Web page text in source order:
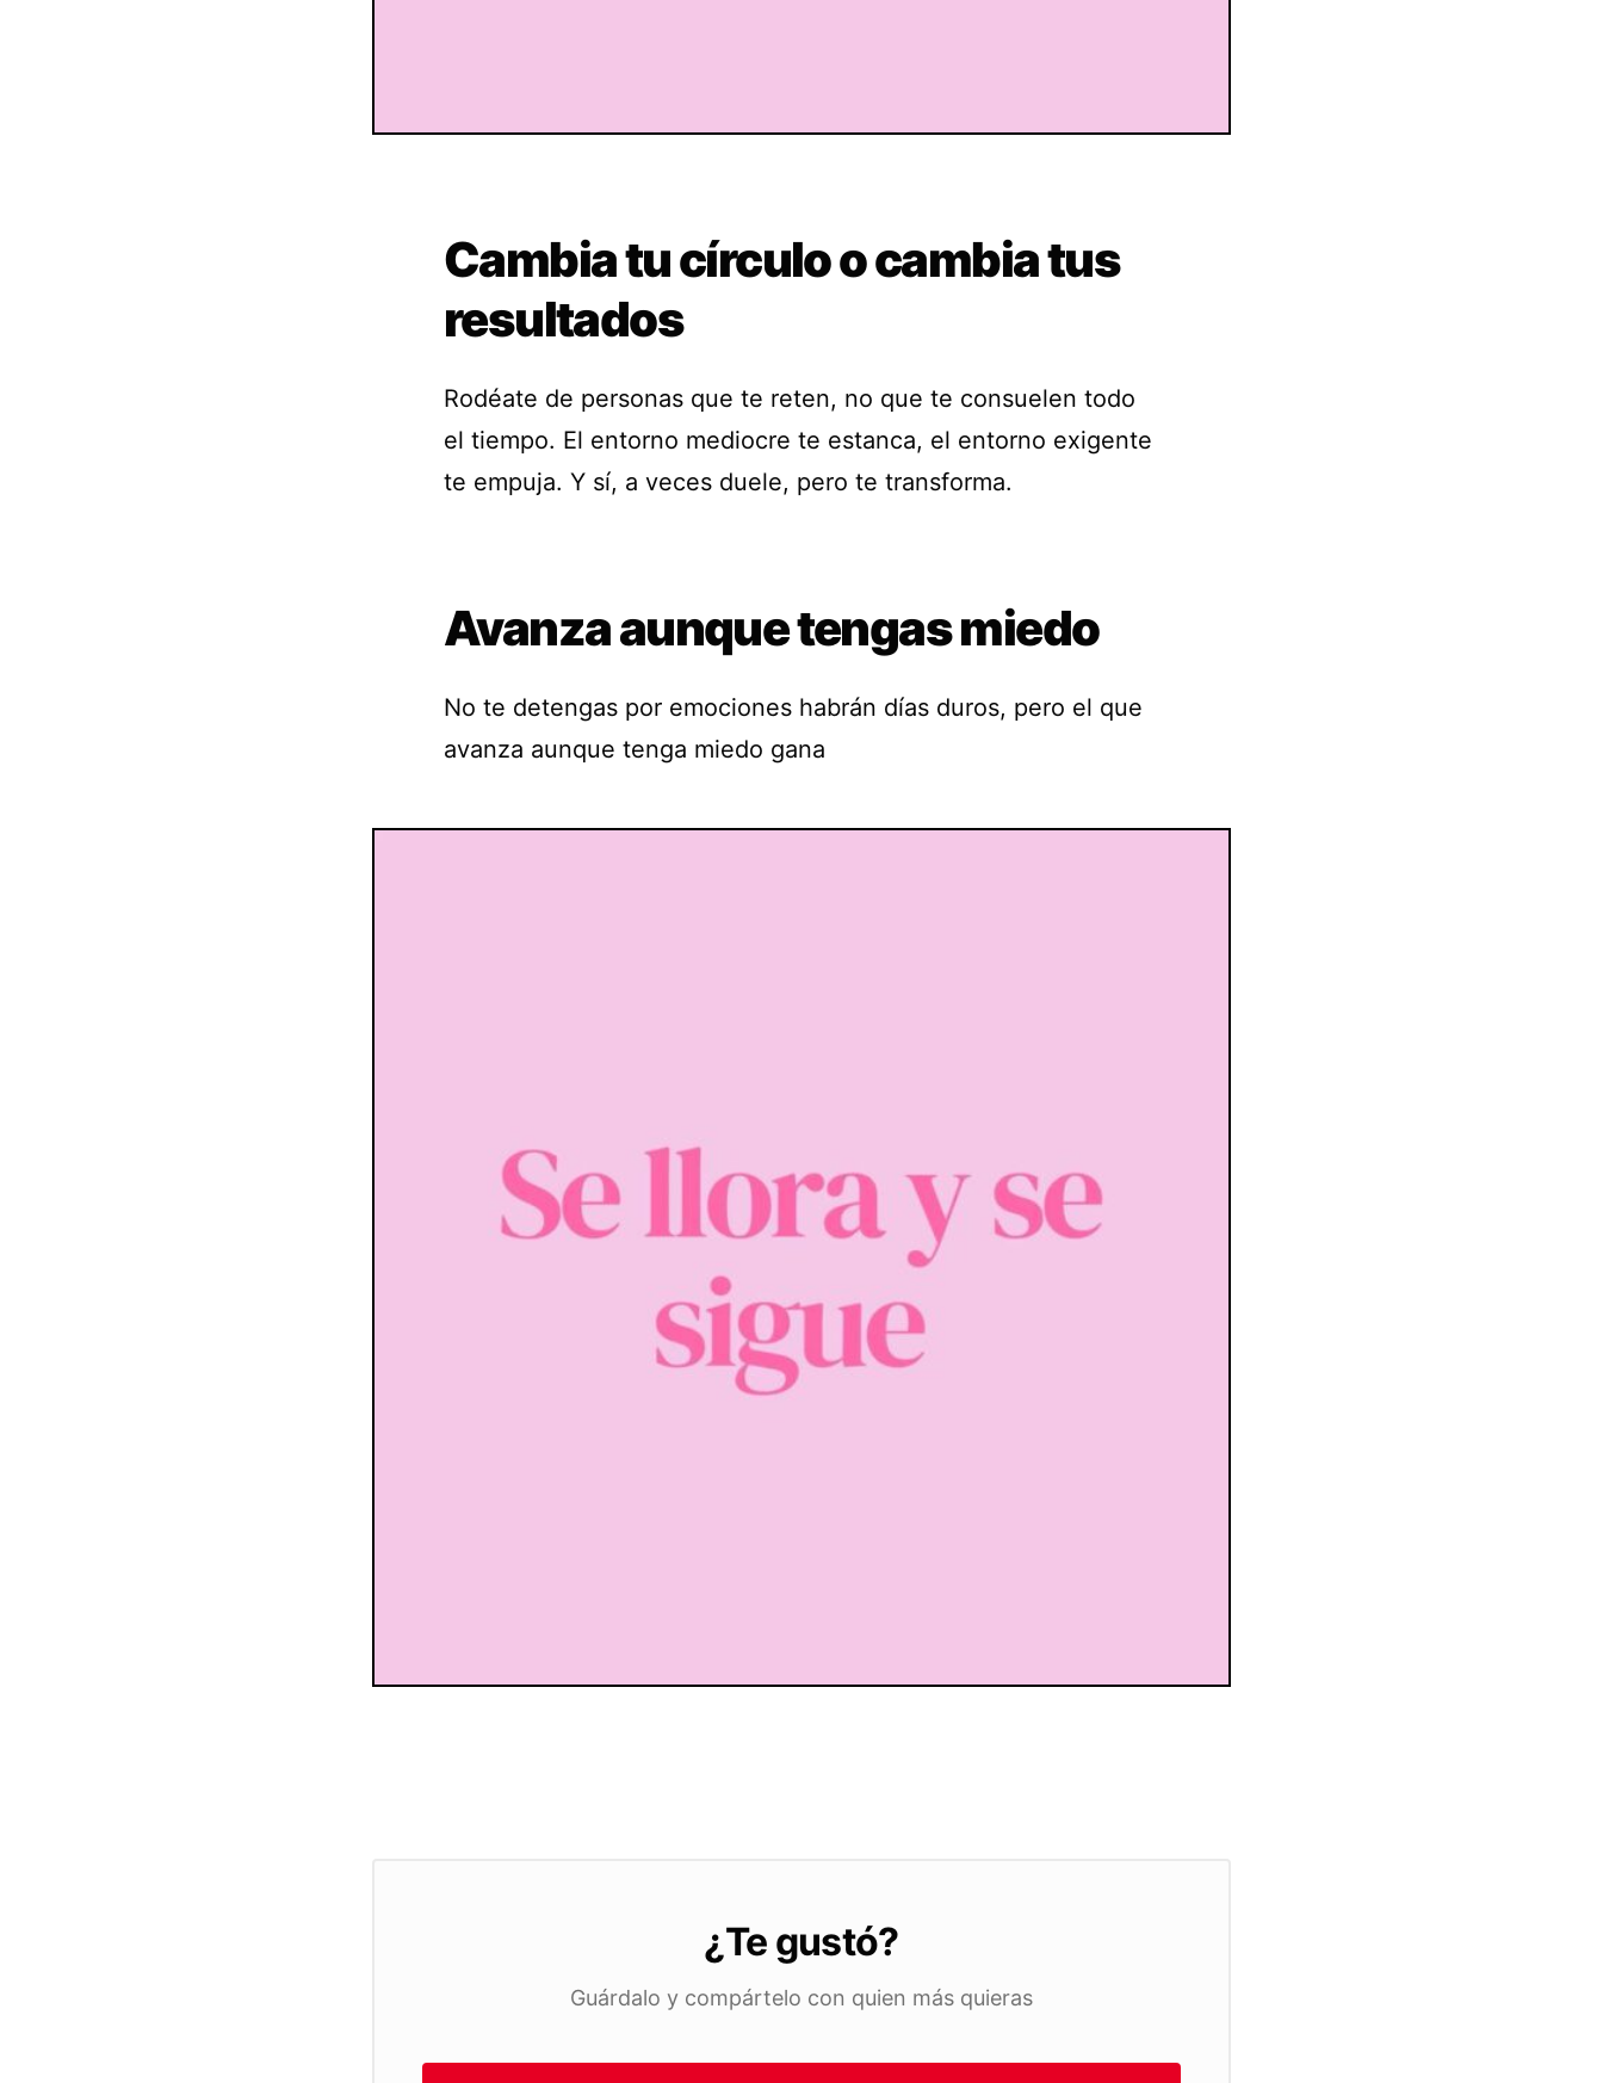
Cambia tu círculo o cambia tus
resultados
Rodéate de personas que te reten, no que te consuelen todo
el tiempo. El entorno mediocre te estanca, el entorno exigente
te empuja. Y sí, a veces duele, pero te transforma.
Avanza aunque tengas miedo
No te detengas por emociones habrán días duros, pero el que
avanza aunque tenga miedo gana
¿Te gustó?
Guárdalo y compártelo con quien más quieras